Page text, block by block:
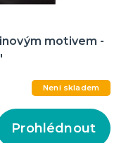
motivem -
Není skladem
Prohlédnout